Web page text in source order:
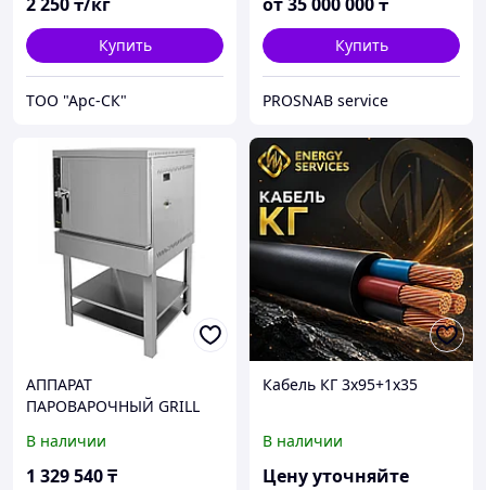
Купить
ТОО "Арс-СК"
Купить
PROSNAB service
АППАРАТ
ПАРОВАРОЧНЫЙ GRILL
ПОДСТАВКЕ
В наличии
1 329 540₸
Кабель КГ 3х95+1х35
В наличии
Цену уточняйте